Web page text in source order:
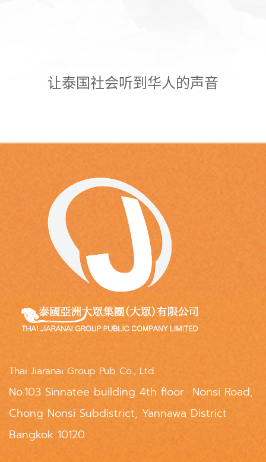
让泰国社会听到华人的声音
Thai Jiaranai Group Pub Co., Ltd.
No.103 Sinnatee building 4th floor Nonsi Road,
Chong Nonsi Subdistrict, Yannawa District
Bangkok 10120